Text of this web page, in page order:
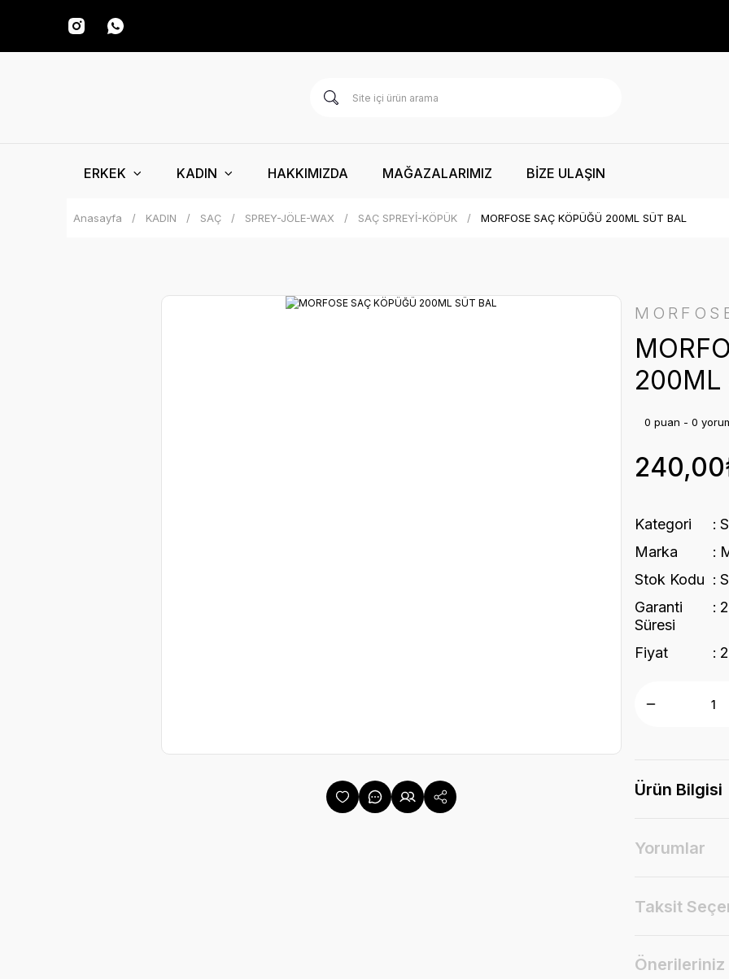
ERKEK KADIN HAKKIMIZDA MAĞAZALARIMIZ BİZE ULAŞIN
Anasayfa KADIN SAÇ SPREY-JÖLE-WAX SAÇ SPREYİ-KÖPÜK MORFOSE SAÇ KÖPÜĞÜ 200ML SÜT BAL
200ML
0 puan - 0
Kategori
Marka
Stok Kodu
Garanti
Süresi
Fiyat
Ürün Bilgisi
Yorumlar
Taksit
Önerileriniz